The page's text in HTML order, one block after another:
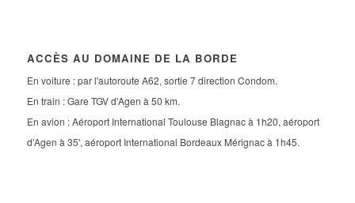
ACCÈS AU DOMAINE DE LA BORDE
En voiture : par l'autoroute A62, sortie 7 direction Condom.
En train : Gare TGV d'Agen à 50 km.
En avion : Aéroport International Toulouse Blagnac à 1h20, aéroport
d'Agen à 35', aéroport International Bordeaux Mérignac à 1h45.